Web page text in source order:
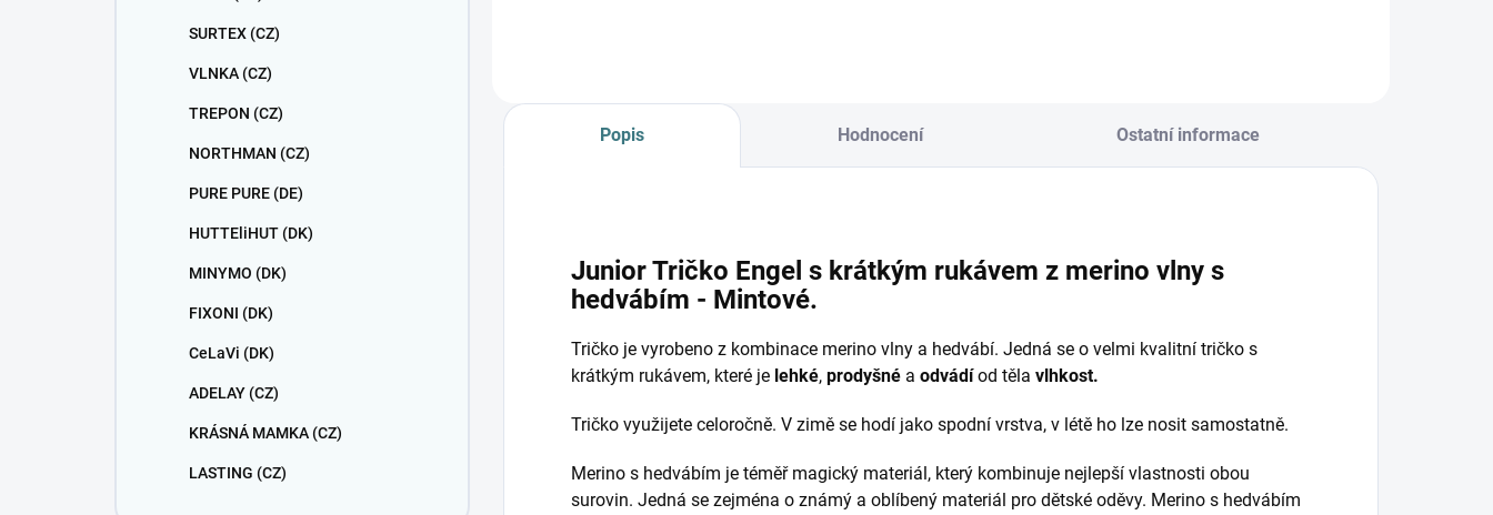
SURTEX (CZ)
VLNKA (CZ)
TREPON (CZ)
NORTHMAN (CZ)
PURE PURE (DE)
HUTTEliHUT (DK)
MINYMO (DK)
FIXONI (DK)
CeLaVi (DK)
ADELAY (CZ)
KRÁSNÁ MAMKA (CZ)
LASTING (CZ)
Popis Hodnocení Ostatní informace
Junior Tričko Engel s krátkým rukávem z merino vlny s
hedvábím - Mintové.
Tričko je vyrobeno z kombinace merino vlny a hedvábí. Jedná se o velmi kvalitní tričko s
krátkým rukávem, které je lehké, prodyšné a odvádíod těla vlhkost.
Tričko využijete celoročně. V zimě se hodí jako spodní vrstva, v létě ho lze nosit samostatně.
Merino s hedvábím je téměř magický materiál, který kombinuje nejlepší vlastnosti obou
surovin. Jedná se zejména o známý a oblíbený materiál pro dětské oděvy. Merino s hedvábím